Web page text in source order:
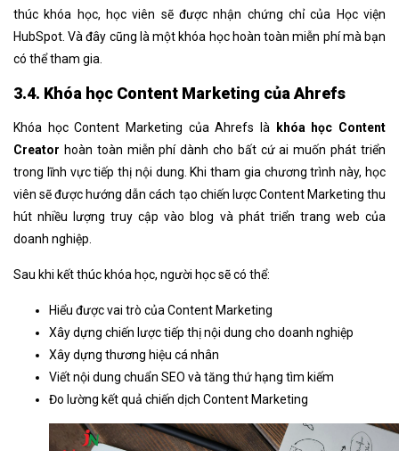
thúc khóa học, học viên sẽ được nhận chứng chỉ của Học viện
HubSpot. Và đây cũng là một khóa học hoàn toàn miễn phí mà bạn
có thể tham gia.
3.4. Khóa học Content Marketing của Ahrefs
Khóa học Content Marketing của Ahrefs là khóa học Content
Creator hoàn toàn miễn phí dành cho bất cứ ai muốn phát triển
trong lĩnh vực tiếp thị nội dung. Khi tham gia chương trình này, học
viên sẽ được hướng dẫn cách tạo chiến lược Content Marketing thu
hút nhiều lượng truy cập vào blog và phát triển trang web của
doanh nghiệp.
Sau khi kết thúc khóa học, người học sẽ có thể:
Hiểu được vai trò của Content Marketing
Xây dựng chiến lược tiếp thị nội dung cho doanh nghiệp
Xây dựng thương hiệu cá nhân
Viết nội dung chuẩn SEO và tăng thứ hạng tìm kiếm
Đo lường kết quả chiến dịch Content Marketing